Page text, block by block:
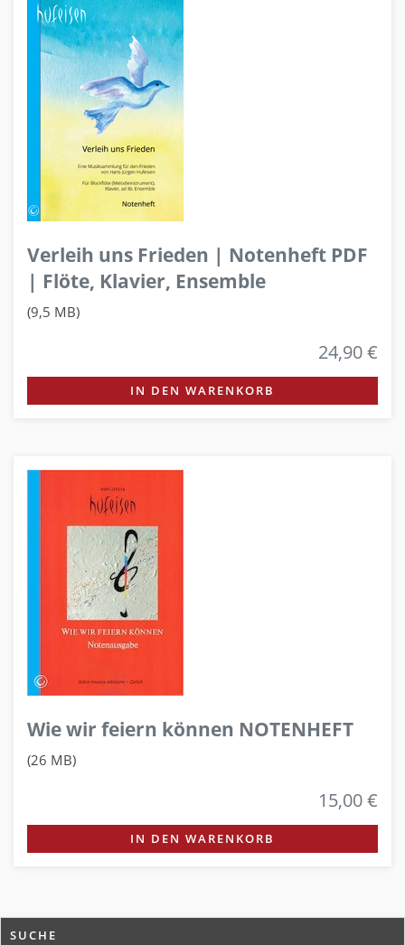
Verleih uns Frieden | Notenheft PDF
| Flöte, Klavier, Ensemble
(9,5 MB)
24,90 €
IN DEN WARENKORB
Wie wir feiern können NOTENHEFT
(26 MB)
15,00 €
IN DEN WARENKORB
SUCHE